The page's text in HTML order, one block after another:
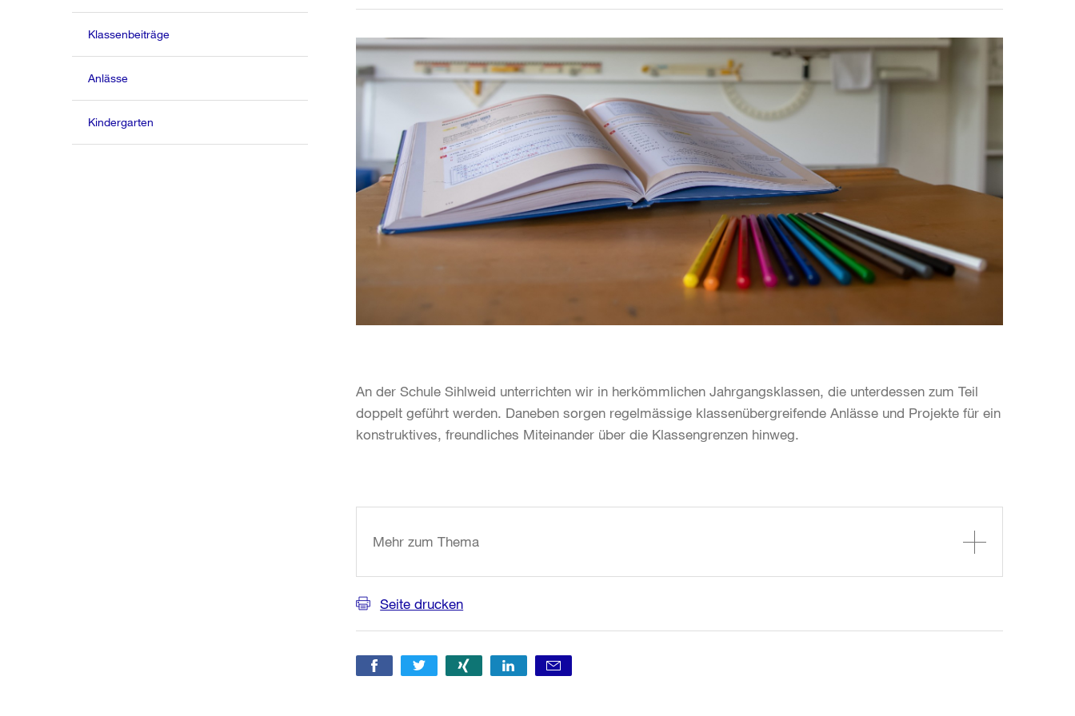
An der Schule Sihlweid unterrichten wir in herkömmlichen Jahrgangsklassen, die unterdessen zum Teil
doppelt geführt werden. Daneben sorgen regelmässige klassenübergreifende Anlässe und Projekte für ein
konstruktives, freundliches Miteinander über die Klassengrenzen hinweg.
Mehr zum Thema
Seite drucken
Klassenbeiträge
Anlässe
Kindergarten